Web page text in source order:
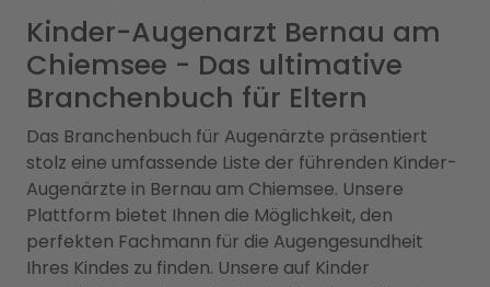
Kinder-Augenarzt Bernau am
Chiemsee - Das ultimative
Branchenbuch für Eltern
Das Branchenbuch für Augenärzte präsentiert
stolz eine umfassende Liste der führenden Kinder-
Augenärzte in Bernau am Chiemsee. Unsere
Plattform bietet Ihnen die Möglichkeit, den
perfekten Fachmann für die Augengesundheit
Ihres Kindes zu finden. Unsere auf Kinder